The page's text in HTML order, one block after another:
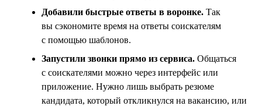
Добавили быстрые ответы в воронке. Так
вы сэкономите время на ответы соискателям
с помощью шаблонов.
Запустили звонки прямо из сервиса. Общаться
с соискателями можно через интерфейс или
приложение. Нужно лишь выбрать резюме
кандидата, который откликнулся на вакансию, или